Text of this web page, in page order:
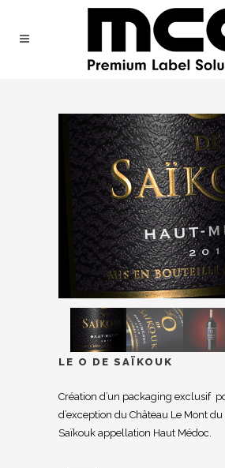
LE O DE SAÏKOUK
Création d’un packaging exclusif
d’exception du Château Le Mont du
Saïkouk appellation Haut Médoc.